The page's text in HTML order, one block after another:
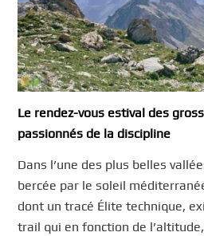
Le rendez-vous estival des
passionnés de la discipline
Dans l’une des plus belles
bercée par le soleil
dont un tracé Élite technique,
trail qui en fonction de